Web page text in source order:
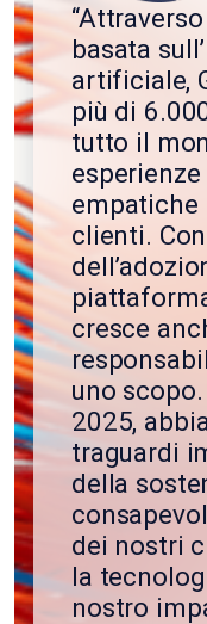
basata
artificiale,
più di
tutto il
empatiche
clienti.
cresce
uno
2025,
traguardi
della
dei nostri
la
nostro